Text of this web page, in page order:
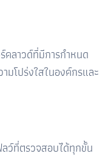
คลาวด์ที่มีการกำหนด
มโปร่งใสในองค์กรและ
ว์ที่ตรวจสอบได้ทุกขั้น